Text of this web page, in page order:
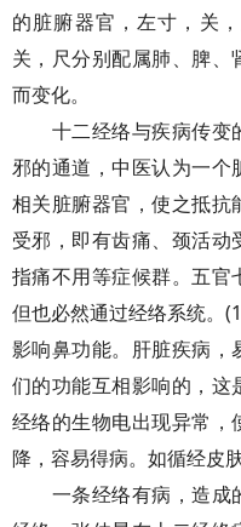
的脏腑器官，左寸，关
关，尺分别配属肺、脾
而变化。
十二经络与疾病传变
邪的通道，中医认为一个
相关脏腑器官，使之抵
受邪，即有齿痛、颈活
指痛不用等症候群。五官
但也必然通过经络系统。
影响鼻功能。肝脏疾病，
们的功能互相影响的，这
经络的生物电出现异常
降，容易得病。如循经皮
一条经络有病，造成